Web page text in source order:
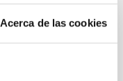
Acerca de las cookies